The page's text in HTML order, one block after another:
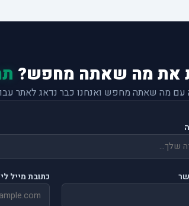
את מה שאתה מחפש?
עם מה שאתה מחפש ואנחנו כבר נדאג לאתר
כתובת מייל